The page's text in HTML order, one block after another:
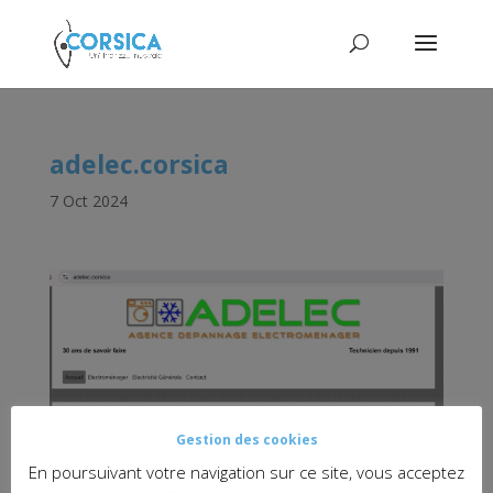
adelec.corsica
7 Oct 2024
Gestion des cookies
En poursuivant votre navigation sur ce site, vous acceptez